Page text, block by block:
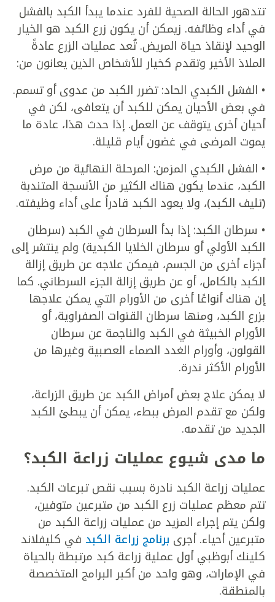
تتدهور الحالة الصحية للفرد عندما يبدأ الكبد بالفشل
في أداء وظائفه. زيمكن أن يكون زرع الكبد هو الخيار
الوحيد لإنقاذ حياة المريض. تُعد عمليات الزرع عادةً
الملاذ الأخير وتقدم كخيار للأشخاص الذين يعانون من:
• الفشل الكبدي الحاد: تضرر الكبد من عدوى أو تسمم.
في بعض الأحيان يمكن للكبد أن يتعافى، لكن في
أحيان أخرى يتوقف عن العمل. إذا حدث هذا، عادة ما
يموت المرضى في غضون أيام قليلة.
• الفشل الكبدي المزمن: المرحلة النهائية من مرض
الكبد، عندما يكون هناك الكثير من الأنسجة المتندبة
(تليف الكبد)، ولا يعود الكبد قادراً على أداء وظيفته.
• سرطان الكبد: إذا بدأ السرطان في الكبد (سرطان
الكبد الأولي أو سرطان الخلايا الكبدية) ولم ينتشر إلى
أجزاء أخرى من الجسم، فيمكن علاجه عن طريق إزالة
الكبد بالكامل، أو عن طريق إزالة الجزء السرطاني. كما
إن هناك أنواعًا أخرى من الأورام التي يمكن علاجها
بزرع الكبد، ومنها سرطان القنوات الصفراوية، أو
الأورام الخبيثة في الكبد والناجمة عن سرطان
القولون، وأورام الغدد الصماء العصبية وغيرها من
الأورام الأكثر ندرة.
لا يمكن علاج بعض أمراض الكبد عن طريق الزراعة،
ولكن مع تقدم المرض ببطء، يمكن أن يبطئ الكبد
الجديد من تقدمه.
ما مدى شيوع عمليات زراعة الكبد؟
عمليات زراعة الكبد نادرة بسبب نقص تبرعات الكبد.
تتم معظم عمليات زرع الكبد من متبرعين متوفين،
ولكن يتم إجراء المزيد من عمليات زراعة الكبد من
متبرعين أحياء. أجرى برنامج زراعة الكبد في كليفلاند
كلينك أبوظبي أول عملية زراعة كبد مرتبطة بالحياة
في الإمارات، وهو واحد من أكبر البرامج المتخصصة
بالمنطقة.